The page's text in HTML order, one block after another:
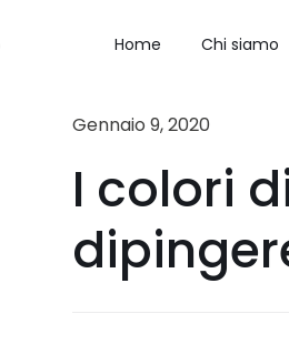
Home Chi siamo
Gennaio 9, 2020
I colori